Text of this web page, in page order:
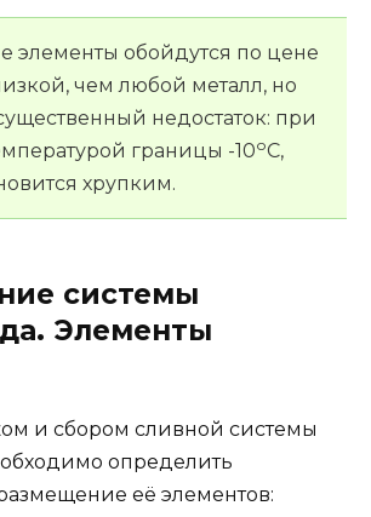
элементы обойдутся по цене
чем любой металл, но
недостаток: при
границы -10оС,
хрупким.
системы
Элементы
и сбором сливной системы
определить
её элементов: